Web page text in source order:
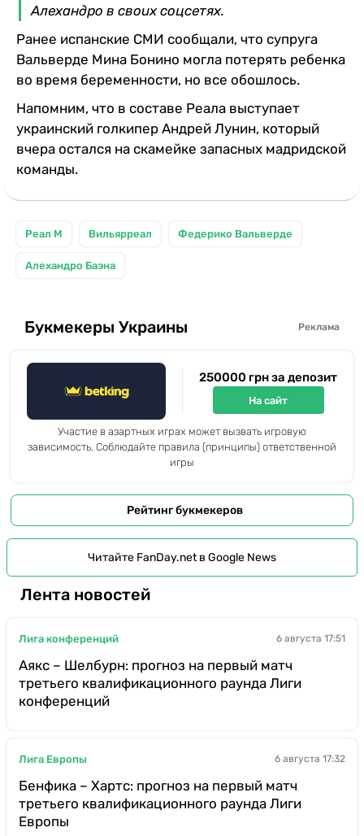
Алехандро в своих соцсетях.
Ранее испанские СМИ сообщали, что супруга
Вальверде Мина Бонино могла потерять ребенка
во время беременности, но все обошлось.
Напомним, что в составе Реала выступает
украинский голкипер Андрей Лунин, который
вчера остался на скамейке запасных мадридской
команды.
Реал М Вильярреал Федерико Вальверде
Алехандро Баэна
Букмекеры Украины Реклама
250000 грн за депозит
На сайт
Участие в азартных играх может вызвать игровую
зависимость. Соблюдайте правила (принципы) ответственной
игры
Рейтинг букмекеров
Читайте FanDay.net в Google News
Лента новостей
Лига конференций 6 августа 17:51
Аякс – Шелбурн: прогноз на первый матч
третьего квалификационного раунда Лиги
конференций
Лига Европы 6 августа 17:32
Бенфика – Хартс: прогноз на первый матч
третьего квалификационного раунда Лиги
Европы